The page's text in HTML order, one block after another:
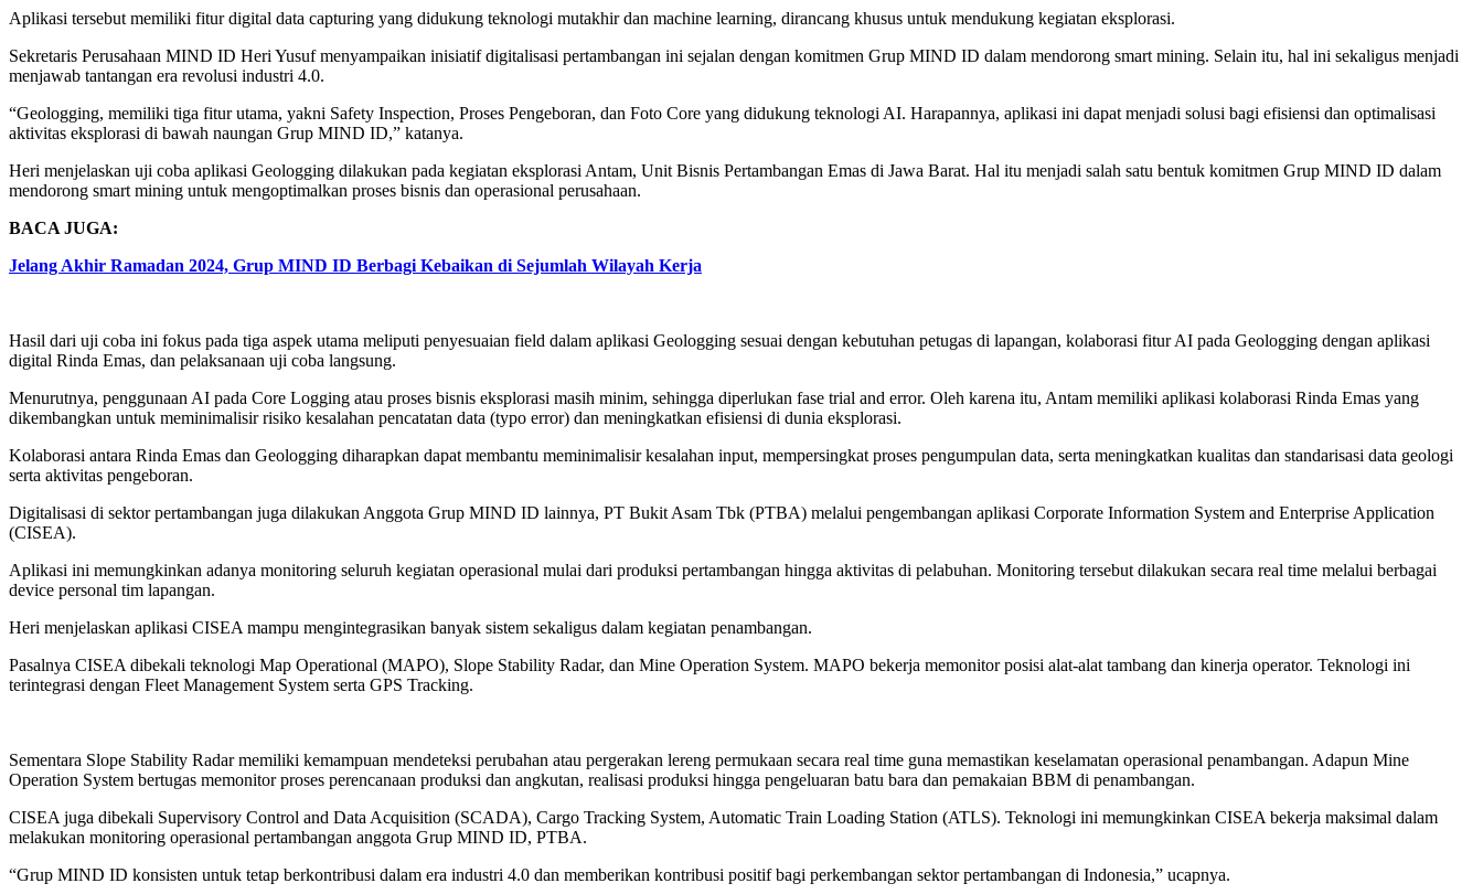
Aplikasi tersebut memiliki fitur digital data capturing yang didukung teknologi mutakhir dan machine learning, dirancang khusus untuk mendukung kegiatan eksplorasi.
Sekretaris Perusahaan MIND ID Heri Yusuf menyampaikan inisiatif digitalisasi pertambangan ini sejalan dengan komitmen Grup MIND ID dalam mendorong smart mining. Selain itu, hal ini sekaligus menjadi
menjawab tantangan era revolusi industri 4.0.
“Geologging, memiliki tiga fitur utama, yakni Safety Inspection, Proses Pengeboran, dan Foto Core yang didukung teknologi AI. Harapannya, aplikasi ini dapat menjadi solusi bagi efisiensi dan optimalisasi
aktivitas eksplorasi di bawah naungan Grup MIND ID,” katanya.
Heri menjelaskan uji coba aplikasi Geologging dilakukan pada kegiatan eksplorasi Antam, Unit Bisnis Pertambangan Emas di Jawa Barat. Hal itu menjadi salah satu bentuk komitmen Grup MIND ID dalam
mendorong smart mining untuk mengoptimalkan proses bisnis dan operasional perusahaan.
BACA JUGA:
Jelang Akhir Ramadan 2024, Grup MIND ID Berbagi Kebaikan di Sejumlah Wilayah Kerja
Hasil dari uji coba ini fokus pada tiga aspek utama meliputi penyesuaian field dalam aplikasi Geologging sesuai dengan kebutuhan petugas di lapangan, kolaborasi fitur AI pada Geologging dengan aplikasi
digital Rinda Emas, dan pelaksanaan uji coba langsung.
Menurutnya, penggunaan AI pada Core Logging atau proses bisnis eksplorasi masih minim, sehingga diperlukan fase trial and error. Oleh karena itu, Antam memiliki aplikasi kolaborasi Rinda Emas yang
dikembangkan untuk meminimalisir risiko kesalahan pencatatan data (typo error) dan meningkatkan efisiensi di dunia eksplorasi.
Kolaborasi antara Rinda Emas dan Geologging diharapkan dapat membantu meminimalisir kesalahan input, mempersingkat proses pengumpulan data, serta meningkatkan kualitas dan standarisasi data geologi
serta aktivitas pengeboran.
Digitalisasi di sektor pertambangan juga dilakukan Anggota Grup MIND ID lainnya, PT Bukit Asam Tbk (PTBA) melalui pengembangan aplikasi Corporate Information System and Enterprise Application
(CISEA).
Aplikasi ini memungkinkan adanya monitoring seluruh kegiatan operasional mulai dari produksi pertambangan hingga aktivitas di pelabuhan. Monitoring tersebut dilakukan secara real time melalui berbagai
device personal tim lapangan.
Heri menjelaskan aplikasi CISEA mampu mengintegrasikan banyak sistem sekaligus dalam kegiatan penambangan.
Pasalnya CISEA dibekali teknologi Map Operational (MAPO), Slope Stability Radar, dan Mine Operation System. MAPO bekerja memonitor posisi alat-alat tambang dan kinerja operator. Teknologi ini
terintegrasi dengan Fleet Management System serta GPS Tracking.
Sementara Slope Stability Radar memiliki kemampuan mendeteksi perubahan atau pergerakan lereng permukaan secara real time guna memastikan keselamatan operasional penambangan. Adapun Mine
Operation System bertugas memonitor proses perencanaan produksi dan angkutan, realisasi produksi hingga pengeluaran batu bara dan pemakaian BBM di penambangan.
CISEA juga dibekali Supervisory Control and Data Acquisition (SCADA), Cargo Tracking System, Automatic Train Loading Station (ATLS). Teknologi ini memungkinkan CISEA bekerja maksimal dalam
melakukan monitoring operasional pertambangan anggota Grup MIND ID, PTBA.
“Grup MIND ID konsisten untuk tetap berkontribusi dalam era industri 4.0 dan memberikan kontribusi positif bagi perkembangan sektor pertambangan di Indonesia,” ucapnya.